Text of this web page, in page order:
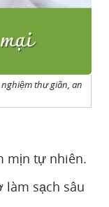
thư giãn, an
mịn tự nhiên.
làm sạch sâu